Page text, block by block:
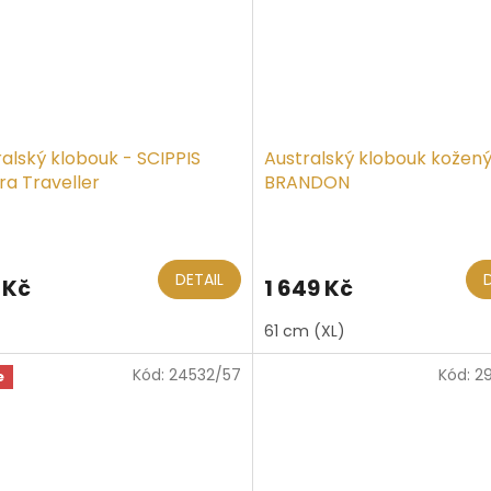
klobouk - SCIPPIS
Traveller
DETAIL
Australský klobouk
BRANDON
je
z
5
1 649 Kč
61 cm (XL)
Kód: 24532/57 Kód: